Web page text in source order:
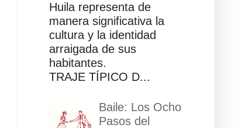
Huila representa de
manera significativa la
cultura y la identidad
arraigada de sus
habitantes.
TRAJE TÍPICO D...
Baile: Los Ocho
Pasos del